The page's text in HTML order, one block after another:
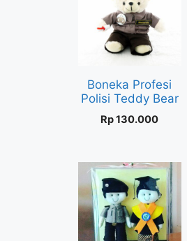
Boneka Profesi
Polisi Teddy Bear
Rp130.000